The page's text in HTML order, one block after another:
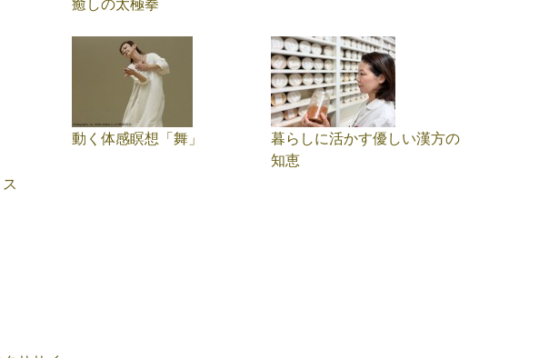
動く体感瞑想「舞」
暮らしに活かす優しい漢方の
知恵